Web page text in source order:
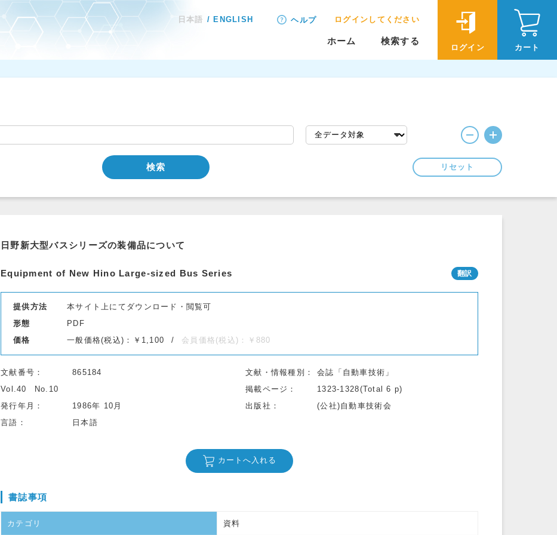
日本語 ENGLISH ヘルプ ログインしてください
ホーム 検索する
ログイン カート
検索 リセット
日野新大型バスシリーズの装備品について
Equipment of New Hino Large-sized Bus Series
提供方法
本サイト上にてダウンロード・閲覧可
形態
PDF
価格
一般価格(税込)：￥1,100 会員価格(税込)：￥880
文献番号 865184 文献・情報種別
会誌「自動車技術」
Vol.40
No.10 掲載ページ
1323-1328(Total 6 p)
発行年月
1986年 10月 出版社
(公社)自動車技術会
言語
日本語
カートへ入れる
書誌事項
カテゴリ 資料